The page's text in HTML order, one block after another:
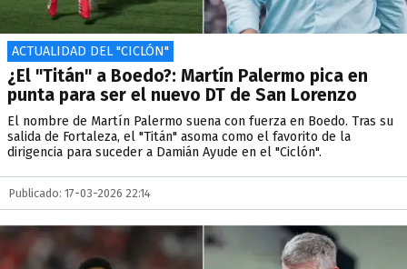
ACTUALIDAD DEL "CICLÓN"
¿El "Titán" a Boedo?: Martín Palermo pica en
punta para ser el nuevo DT de San Lorenzo
El nombre de Martín Palermo suena con fuerza en Boedo. Tras su
salida de Fortaleza, el "Titán" asoma como el favorito de la
dirigencia para suceder a Damián Ayude en el "Ciclón".
Publicado: 17-03-2026 22:14